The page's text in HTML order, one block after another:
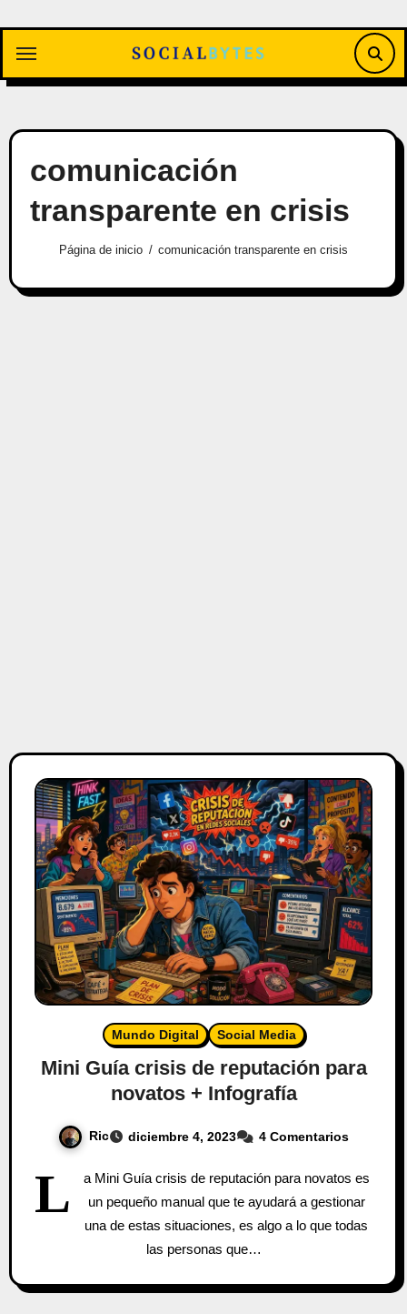
contenido
comunicación
transparente en crisis
Página de inicio comunicación transparente en crisis
Mundo Digital Social Media
Mini Guía crisis de reputación para
novatos + Infografía
Ric diciembre 4, 2023 4 Comentarios
L
a Mini Guía crisis de reputación para novatos es
un pequeño manual que te ayudará a gestionar
una de estas situaciones, es algo a lo que todas
las personas que…